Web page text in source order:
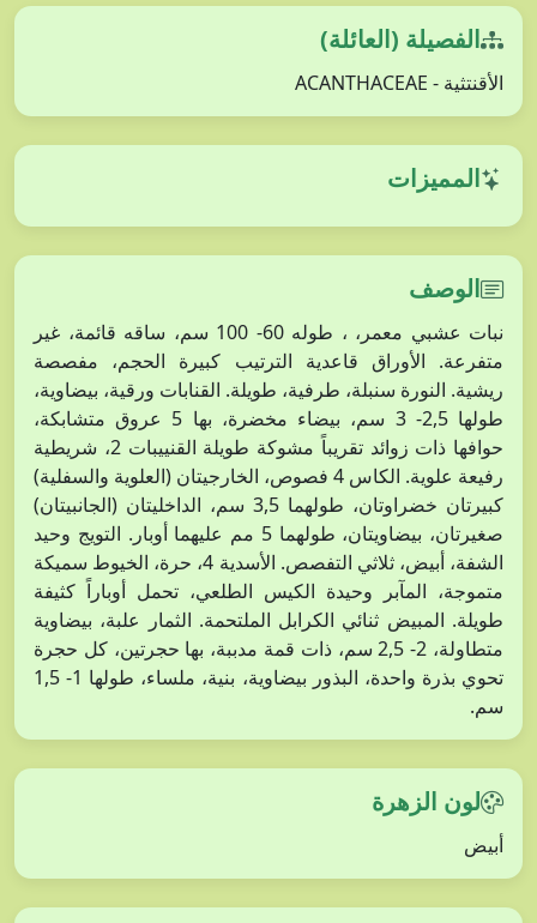
الفصيلة (العائلة)
الأقنتثية - ACANTHACEAE
المميزات
الوصف
نبات عشبي معمر، ، طوله 60- 100 سم، ساقه قائمة، غير
متفرعة. الأوراق قاعدية الترتيب كبيرة الحجم، مفصصة
ريشية. النورة سنبلة، طرفية، طويلة. القنابات ورقية، بيضاوية،
طولها 2,5- 3 سم، بيضاء مخضرة، بها 5 عروق متشابكة،
حوافها ذات زوائد تقريباً مشوكة طويلة القنييبات 2، شريطية
رفيعة علوية. الكاس 4 فصوص، الخارجيتان (العلوية والسفلية)
كبيرتان خضراوتان، طولهما 3,5 سم، الداخليتان (الجانبيتان)
صغيرتان، بيضاويتان، طولهما 5 مم عليهما أوبار. التويج وحيد
الشفة، أبيض، ثلاثي التفصص. الأسدية 4، حرة، الخيوط سميكة
متموجة، المآبر وحيدة الكيس الطلعي، تحمل أوباراً كثيفة
طويلة. المبيض ثنائي الكرابل الملتحمة. الثمار علبة، بيضاوية
متطاولة، 2- 2,5 سم، ذات قمة مدببة، بها حجرتين، كل حجرة
تحوي بذرة واحدة، البذور بيضاوية، بنية، ملساء، طولها 1- 1,5
سم.
لون الزهرة
أبيض